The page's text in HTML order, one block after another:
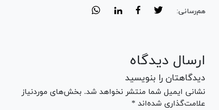
هم‌رسانی:
ارسال دیدگاه
دیدگاهتان را بنویسید
نشانی ایمیل شما منتشر نخواهد شد. بخش‌های موردنیاز
علامت‌گذاری شده‌اند *